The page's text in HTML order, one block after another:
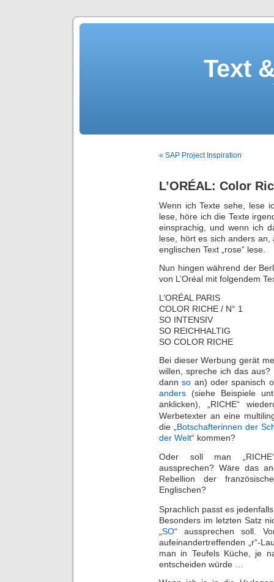
Text
« SAP Project Inspiration
L’ORÉAL: Color
Wenn ich Texte sehe, lese
lese, höre ich die Texte
einsprachig, und wenn ich
lese, hört es sich anders
englischen Text „rose“ lese.
Nun hingen während der
von L’Oréal mit folgendem
L’ORÉAL PARIS
COLOR RICHE / N° 1
SO INTENSIV
SO REICHHALTIG
SO COLOR RICHE
Bei dieser Werbung gerät
willen, spreche ich das aus?
dannso an) oder spanisch
anders (siehe Beispiele
anklicken), „RICHE“
Werbetexter an eine
die „Botschafterinnen der
der Welt“ kommen?
Oder soll man
aussprechen? Wäre das
Rebellion der
Englischen?
Sprachlich passt es
Besonders im letzten Satz
SO“ aussprechen soll.
aufeinandertreffenden „r“-
man in Teufels Küche, je
entscheiden würde …